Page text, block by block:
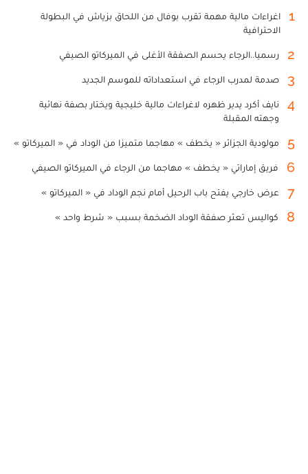
1
اغراءات مالية مهمة تقرب بوفال من اللحاق بزياش في البطولة
الاحترافية
2 رسميا..الرجاء يحسم الصفقة الأغلى في الميركاتو الصيفي
3 صدمة لمدرب الرجاء في استعداداته للموسم الجديد
4
نايف أكرد يدير ظهره لاغراءات مالية خليجية ويختار بصفة نهائية
وجهته المقبلة
5 مولودية الجزائر « يخطف » مهاجما متميزا من الوداد في « الميركاتو »
6 فريق إماراتي « يخطف » مهاجما من الرجاء في الميركاتو الصيفي
7 عرض خارجي يفتح باب الرحيل أمام نجم الوداد في « الميركاتو »
8 كواليس تعثر صفقة الوداد الضخمة بسبب « شرط واحد »